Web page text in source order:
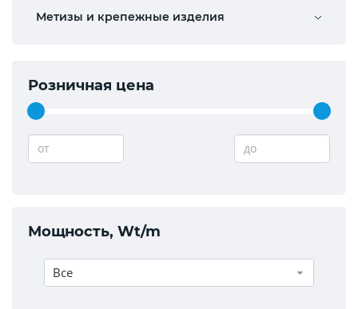
Метизы и крепежные изделия
Розничная цена
от до
Мощность, Wt/m
Все